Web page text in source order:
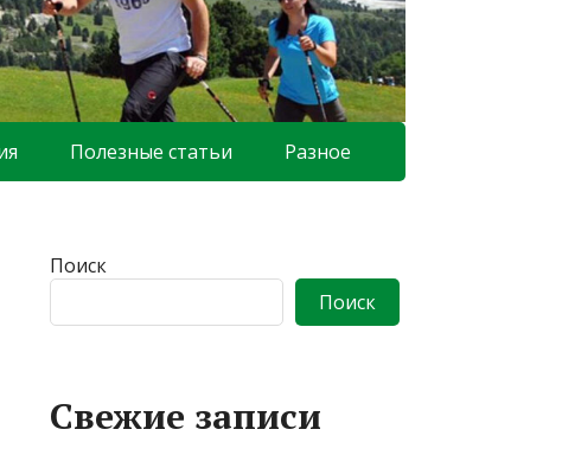
Полезные статьи Разное
Поиск
Поиск
Свежие записи